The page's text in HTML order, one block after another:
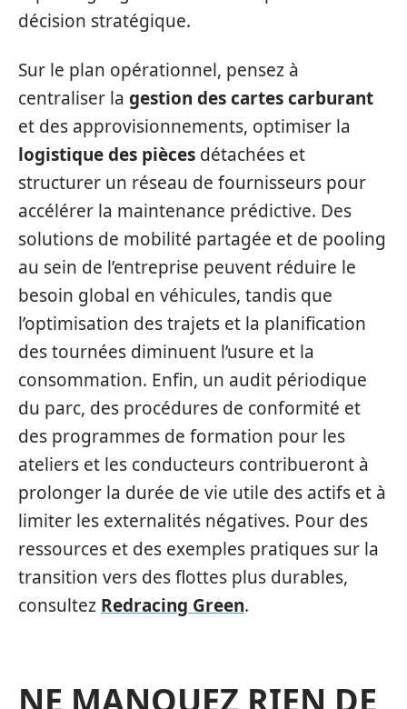
décision stratégique.
Sur le plan opérationnel, pensez à
centraliser la gestion des cartes carburant
et des approvisionnements, optimiser la
logistique des pièces détachées et
structurer un réseau de fournisseurs pour
accélérer la maintenance prédictive. Des
solutions de mobilité partagée et de pooling
au sein de l’entreprise peuvent réduire le
besoin global en véhicules, tandis que
l’optimisation des trajets et la planification
des tournées diminuent l’usure et la
consommation. Enfin, un audit périodique
du parc, des procédures de conformité et
des programmes de formation pour les
ateliers et les conducteurs contribueront à
prolonger la durée de vie utile des actifs et à
limiter les externalités négatives. Pour des
ressources et des exemples pratiques sur la
transition vers des flottes plus durables,
consultez Redracing Green.
NE MANQUEZ RIEN DE